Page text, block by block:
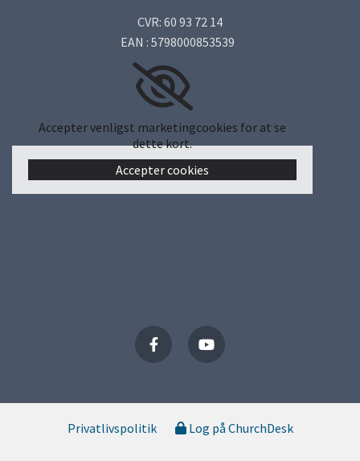
CVR: 60 93 72 14
EAN : 5798000853539
Accepter venligst marketingcookies for at se
dette kort.
Accepter cookies
Privatlivspolitik Log på ChurchDesk